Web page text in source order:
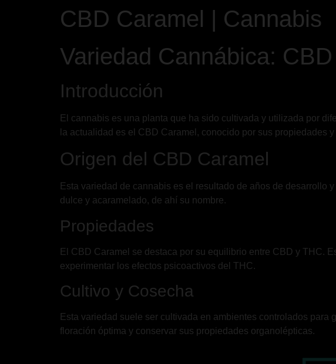
CBD Caramel | Cannabis
Variedad Cannábica:
Introducción
El cannabis es una planta que ha sido cultivada y utilizada por
la actualidad es el CBD Caramel, conocido por sus propiedades
Origen del CBD Caramel
Esta variedad de cannabis es el resultado de años de desarrollo
dulce y acaramelado, de ahí su nombre.
Propiedades
El CBD Caramel se destaca por su equilibrio entre CBD y THC.
experimentar los efectos psicoactivos del THC.
Cultivo y Cosecha
Esta variedad suele ser cultivada en ambientes controlados
floración óptima y conservar sus propiedades organolépticas.